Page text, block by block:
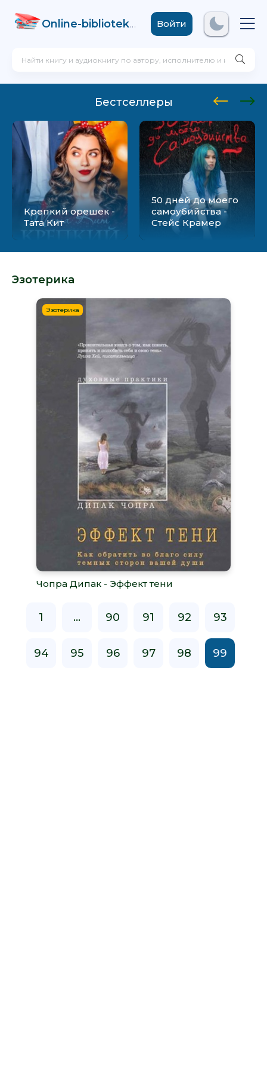
Online-biblioteka .comВойти
Бестселлеры
Крепкий орешек -
Тата Кит
50 дней до моего
самоубийства -
Стейс Крамер
Эзотерика
Эзотерика
Чопра Дипак - Эффект тени
1 ... 90 91 92 93
94 95 96 97 98 99